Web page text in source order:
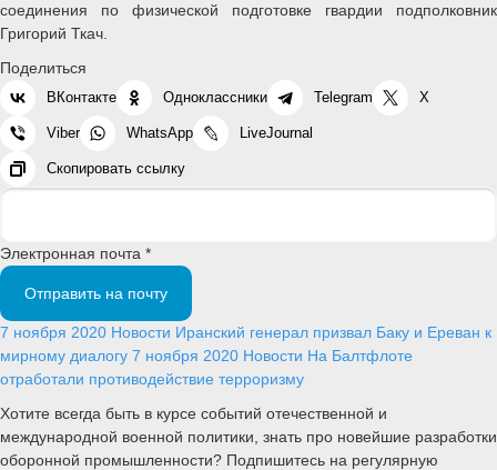
соединения по физической подготовке гвардии подполковник
Григорий Ткач.
Поделиться
ВКонтакте Одноклассники Telegram X
Viber WhatsApp LiveJournal
Скопировать ссылку
Электронная почта *
Отправить на почту
7 ноября 2020 Новости Иранский генерал призвал Баку и Ереван к
мирному диалогу 7 ноября 2020 Новости На Балтфлоте
отработали противодействие терроризму
Хотите всегда быть в курсе событий отечественной и
международной военной политики, знать про новейшие разработки
оборонной промышленности? Подпишитесь на регулярную